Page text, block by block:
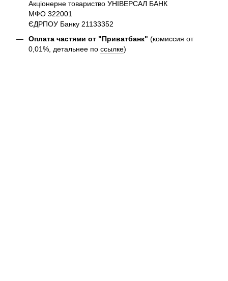
Акціонерне товариство УНІВЕРСАЛ БАНК
МФО 322001
ЄДРПОУ Банку 21133352
Оплата частями от "Приватбанк" (комиссия от
0,01%, детальнее по ссылке)